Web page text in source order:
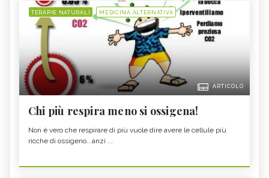
TERAPIE NATURALI MEDICINA ALTERNATIVA
ARTICOLO
Chi più respira meno si ossigena!
Non è vero che respirare di più vuole dire avere le cellule più
ricche di ossigeno...anzi ...